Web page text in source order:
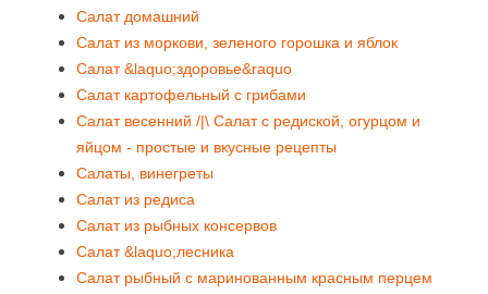
Салат домашний
Салат из моркови, зеленого горошка и яблок
Салат &laquo;здоровье&raquo
Салат картофельный с грибами
Салат весенний /|\ Салат с редиской, огурцом и
яйцом - простые и вкусные рецепты
Салаты, винегреты
Салат из редиса
Салат из рыбных консервов
Салат &laquo;лесника
Салат рыбный с маринованным красным перцем